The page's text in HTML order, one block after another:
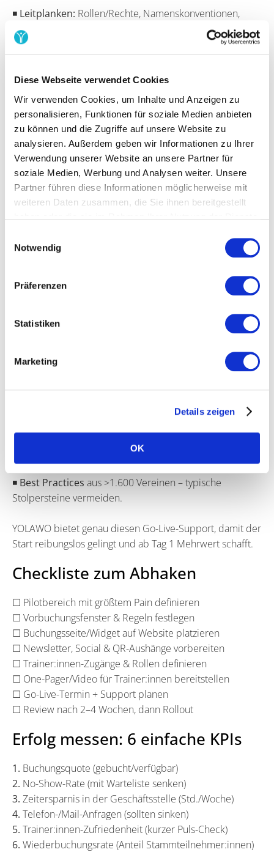
Diese Webseite verwendet Cookies
Wir verwenden Cookies, um Inhalte und Anzeigen zu
personalisieren, Funktionen für soziale Medien anbieten
zu können und die Zugriffe auf unsere Website zu
analysieren. Außerdem geben wir Informationen zu Ihrer
Verwendung unserer Website an unsere Partner für
soziale Medien, Werbung und Analysen weiter. Unsere
Partner führen diese Informationen möglicherweise mit
weiteren Daten zusammen, die Sie ihnen bereitgestellt
Notwendig
Präferenzen
Statistiken
Marketing
Details zeigen
OK
◾ Leitplanken: Rollen/Rechte, Namenskonventionen,
Termin-Standards.
◾Schulungsmaterial
(Videos, One-Pager) statt
den Schulungsaufwand minimal.
5️⃣ Go-Live-Support nutzen – gemeinsam
statt allein
Beschleunige die Einführung mit einem erfahrenen
Partner.
Beispiel einer Kundin, die von Sales Infos für i
schärfen (wo ist der größte Hebel?).
gemeinsam anlegen (oft in 1–2
Stunden erledigt).
für Trainer:innen, Kasse,
Geschäftsstelle.
◾ Best Practices aus >1.600 Vereinen – typische
Stolpersteine vermeiden.
YOLAWO bietet genau diesen Go-Live-Support, damit der
Start reibungslos gelingt und ab Tag 1 Mehrwert schafft.
Checkliste zum Abhaken
☐ Pilotbereich mit größtem Pain definieren
☐ Vorbuchungsfenster & Regeln festlegen
☐ Buchungsseite/Widget auf Website platzieren
☐ Newsletter, Social & QR-Aushänge vorbereiten
☐ Trainer:innen-Zugänge & Rollen definieren
☐ One-Pager/Video für Trainer:innen bereitstellen
☐ Go-Live-Termin + Support planen
☐ Review nach 2–4 Wochen, dann Rollout
Erfolg messen: 6 einfache KPIs
1. Buchungsquote (gebucht/verfügbar)
2. No-Show-Rate (mit Warteliste senken)
3. Zeitersparnis in der Geschäftsstelle (Std./Woche)
4. Telefon-/Mail-Anfragen (sollten sinken)
5. Trainer:innen-Zufriedenheit (kurzer Puls-Check)
6. Wiederbuchungsrate (Anteil Stammteilnehmer:innen)